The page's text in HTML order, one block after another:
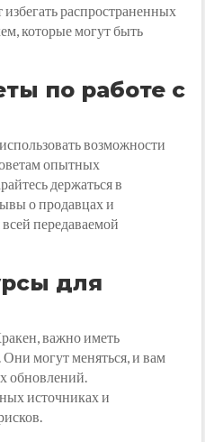
распространенных
которые могут быть
по работе с
возможности
опытных
держаться в
о продавцах и
передаваемой
для
важно иметь
Они могут меняться, и вам
обновлений.
источниках и